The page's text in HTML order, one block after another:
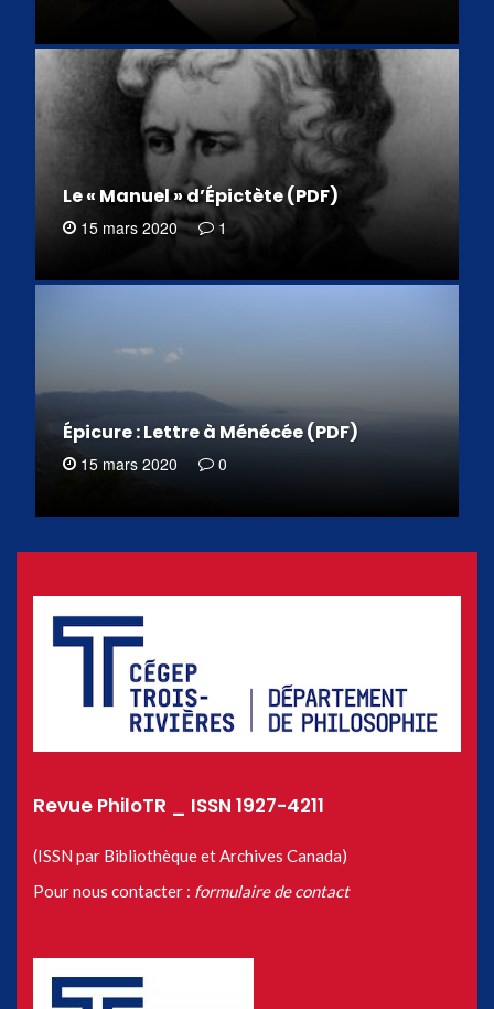
Le « Manuel » d’Épictète (PDF)
15 mars 2020 1
Épicure : Lettre à Ménécée (PDF)
15 mars 2020 0
Revue PhiloTR _ ISSN 1927-4211
(ISSN par Bibliothèque et Archives Canada)
Pour nous contacter : formulaire de contact